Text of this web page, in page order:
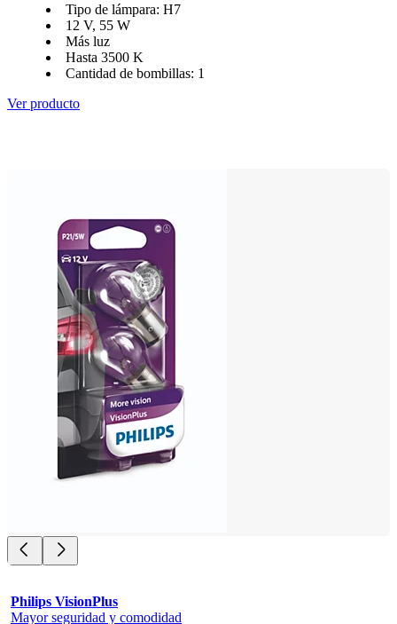
Tipo de lámpara: H7
12 V, 55 W
Más luz
Hasta 3500 K
Cantidad de bombillas: 1
Ver producto
Philips VisionPlus
Mayor seguridad y comodidad